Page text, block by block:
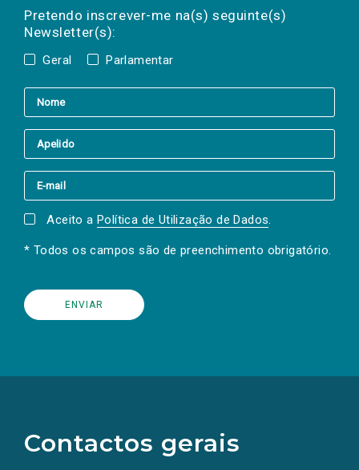
Pretendo inscrever-me na(s) seguinte(s)
Newsletter(s):
Geral Parlamentar
a(s) newsletter(s).
mail
Aceito a Política de Utilização de Dados.
* Todos os campos são de preenchimento obrigatório.
Contactos gerais
redes
sociais